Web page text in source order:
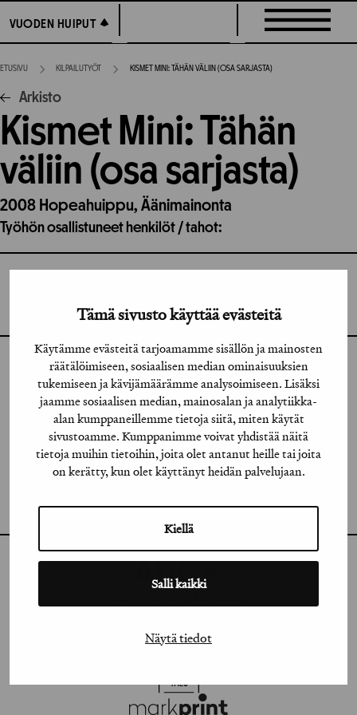
Tämä sivusto käyttää evästeitä
Käytämme evästeitä tarjoamamme sisällön ja mainosten
räätälöimiseen, sosiaalisen median ominaisuuksien
tukemiseen ja kävijämäärämme analysoimiseen. Lisäksi
jaamme sosiaalisen median, mainosalan ja analytiikka-
alan kumppaneillemme tietoja siitä, miten käytät
sivustoamme. Kumppanimme voivat yhdistää näitä
tietoja muihin tietoihin, joita olet antanut heille tai joita
on kerätty, kun olet käyttänyt heidän palvelujaan.
Kiellä
Salli kaikki
Näytä tiedot
suoraan
sisältöön
VUODEN HUIPUT
VUODEN HUIPUT
ETUSIVU KILPAILUTYÖT KISMET MINI: TÄHÄN VÄLIIN (OSA SARJASTA)
Arkisto
Kismet Mini: Tähän
väliin (osa sarjasta)
2008 Hopeahuippu, Äänimainonta
Työhön osallistuneet henkilöt / tahot:
00120 HELSINKI
INSTAGRAM
LINKEDIN
FACEBOOK
VIMEO
FLICKR